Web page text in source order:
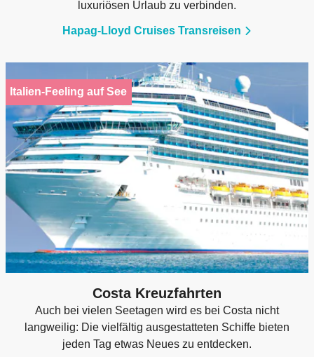
luxuriösen Urlaub zu verbinden.
Hapag-Lloyd Cruises Transreisen
Italien-Feeling auf See
Costa Kreuzfahrten
Auch bei vielen Seetagen wird es bei Costa nicht
langweilig: Die vielfältig ausgestatteten Schiffe bieten
jeden Tag etwas Neues zu entdecken.